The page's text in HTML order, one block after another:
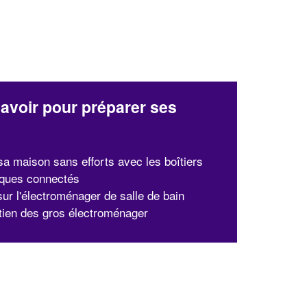
pour préparer ses
maison sans efforts avec les boîtiers
connectés
l'électroménager de salle de bain
des gros électroménager